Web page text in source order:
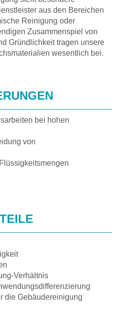
aus den Bereichen
Reinigung oder
Zusammenspiel von
Gründlichkeit tragen unsere
wesentlich bei.
bei hohen
von
Verhältnis
die Gebäudereinigung